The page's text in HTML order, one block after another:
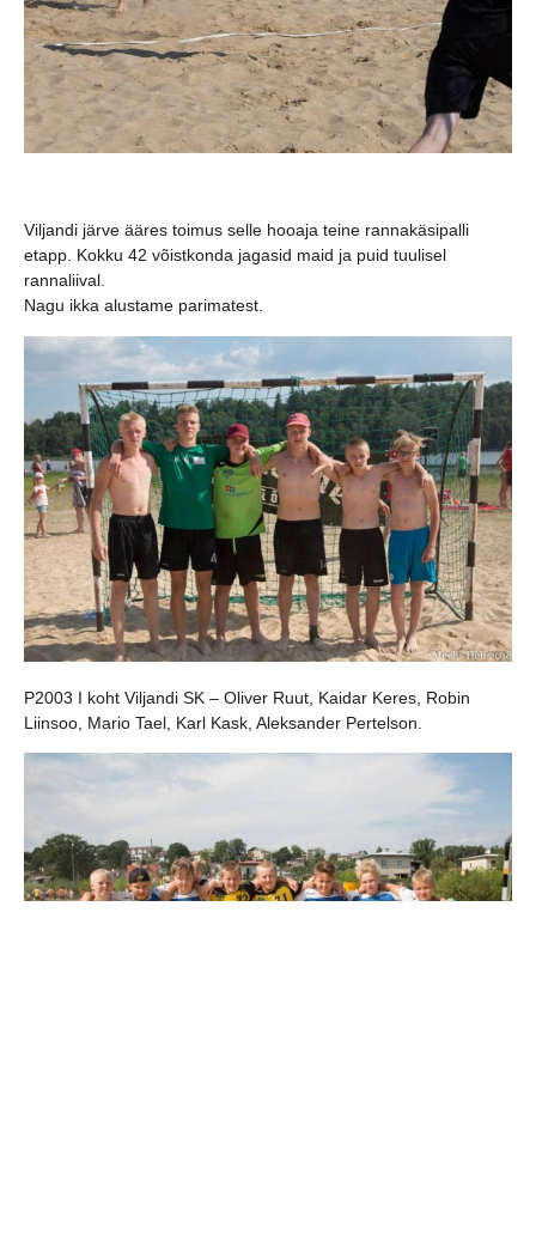
Viljandi järve ääres toimus selle hooaja teine rannakäsipalli
etapp. Kokku 42 võistkonda jagasid maid ja puid tuulisel
rannaliival.
Nagu ikka alustame parimatest.
P2003 I koht Viljandi SK – Oliver Ruut, Kaidar Keres, Robin
Liinsoo, Mario Tael, Karl Kask, Aleksander Pertelson.